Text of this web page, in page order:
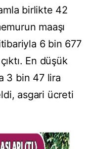
birlikte 42
maaşı
6 bin 677
En düşük
3 bin 47 lira
asgari ücreti